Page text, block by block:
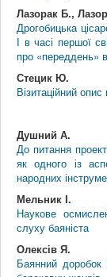
Лазорак Б.,
Дрогобицька
І в часі першої
про «переддень»
Стецик Ю.
Візитаційний
Душний А.
До питання
як одного із
народних
Мельник І.
Наукове
слуху баяніста
Олексів Я.
Баянний доробок